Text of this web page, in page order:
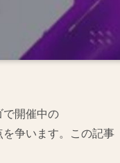
で開催中の
争います。この記事